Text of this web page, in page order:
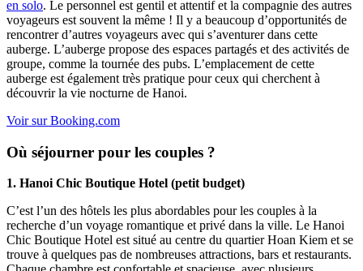
en solo. Le personnel est gentil et attentif et la compagnie des autres
voyageurs est souvent la même ! Il y a beaucoup d’opportunités de
rencontrer d’autres voyageurs avec qui s’aventurer dans cette
auberge. L’auberge propose des espaces partagés et des activités de
groupe, comme la tournée des pubs. L’emplacement de cette
auberge est également très pratique pour ceux qui cherchent à
découvrir la vie nocturne de Hanoi.
Voir sur Booking.com
Où séjourner pour les couples ?
1. Hanoi Chic Boutique Hotel (petit budget)
C’est l’un des hôtels les plus abordables pour les couples à la
recherche d’un voyage romantique et privé dans la ville. Le Hanoi
Chic Boutique Hotel est situé au centre du quartier Hoan Kiem et se
trouve à quelques pas de nombreuses attractions, bars et restaurants.